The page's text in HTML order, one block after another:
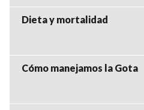
Dieta y mortalidad
Cómo manejamos la Gota